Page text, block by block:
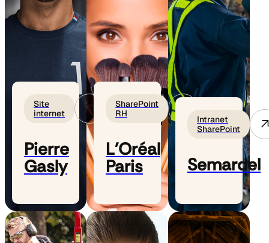
Site
internet
Pierre
Gasly
SharePoint
RH
L'Oréal
Paris
Intranet
SharePoint
Semardel